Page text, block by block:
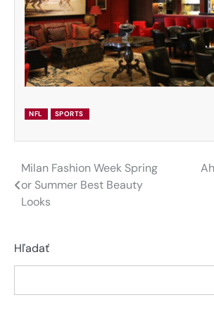
NFL SPORTS
Navigácia
v
Milan Fashion Week Spring
or Summer Best Beauty
Looks
Hľadať